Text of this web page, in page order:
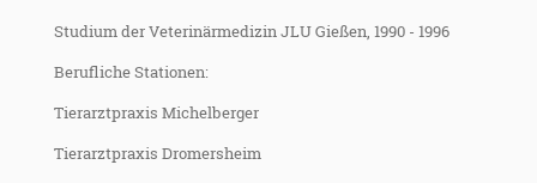
Studium der Veterinärmedizin JLU Gießen, 1990 - 1996
Berufliche Stationen:
Tierarztpraxis Michelberger
Tierarztpraxis Dromersheim